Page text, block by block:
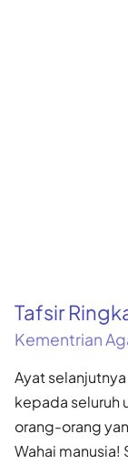
Tafsir
Kementrian
Ayat
kepada seluruh
orang-orang
Wahai manusia!